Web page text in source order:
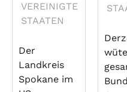
VEREINIGTE
STAATEN
Der
Landkreis
Spokane im